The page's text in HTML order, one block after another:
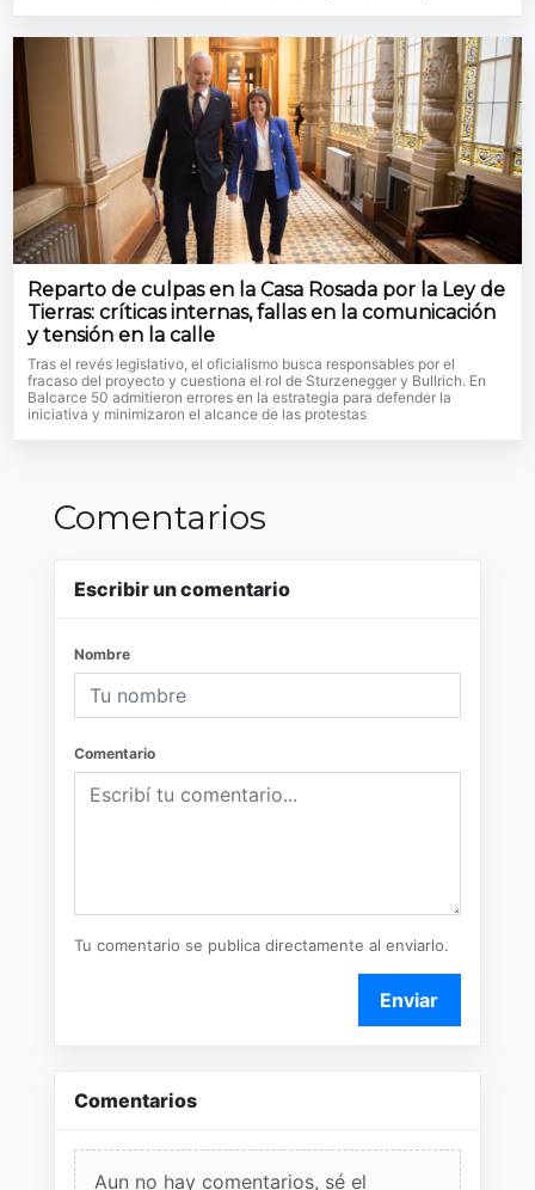
Reparto de culpas en la Casa Rosada por la Ley de
Tierras: críticas internas, fallas en la comunicación
y tensión en la calle
Tras el revés legislativo, el oficialismo busca responsables por el
fracaso del proyecto y cuestiona el rol de Sturzenegger y Bullrich. En
Balcarce 50 admitieron errores en la estrategia para defender la
iniciativa y minimizaron el alcance de las protestas
Comentarios
Escribir un comentario
Nombre
Comentario
Tu comentario se publica directamente al enviarlo.
Enviar
Comentarios
Aun no hay comentarios, sé el